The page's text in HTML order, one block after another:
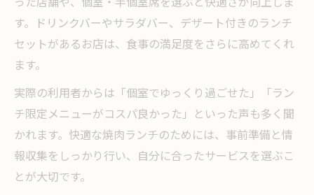
す。ドリンクバーやサラダバー、デザート付きのランチ
セットがあるお店は、食事の満足度をさらに高めてくれ
ます。
実際の利用者からは「個室でゆっくり過ごせた」「ラン
チ限定メニューがコスパ良かった」といった声も多く聞
かれます。快適な焼肉ランチのためには、事前準備と情
報収集をしっかり行い、自分に合ったサービスを選ぶこ
とが大切です。